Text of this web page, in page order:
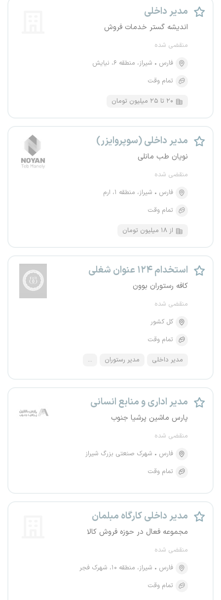
مدیر داخلی
اندیشه گستر خدمات فروش
منقضی شده
فارس
شیراز، منطقه ۶، نیایش
تمام وقت
۲۰ تا ۲۵ میلیون تومان
مدیر داخلی (سوپروایزر)
نویان طب مانلی
منقضی شده
فارس
شیراز، منطقه ۱، ارم
تمام وقت
از ۱۸ میلیون تومان
استخدام ۱۲۴ عنوان شغلی
کافه رستوران بوون
منقضی شده
کل کشور
تمام وقت
مدیر داخلی مدیر رستوران ...
مدیر اداری و منابع انسانی
پارس ماشین پرشیا جنوب
منقضی شده
فارس
شهرک صنعتی بزرگ شیراز
تمام وقت
مدیر داخلی کارگاه مبلمان
مجموعه فعال در حوزه فروش کالا
منقضی شده
فارس
شیراز، منطقه ۱۰، شهرک فجر
تمام وقت